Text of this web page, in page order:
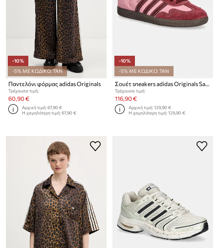
-10%
-5% ΜΕ ΚΩΔΙΚΟ: TAN
Παντελόνι φόρμας adidas Originals
Τρέχουσα τιμή:
60,90 €
Αρχική τιμή:67,90 €
Η χαμηλότερη τιμή:67,90 €
-10%
-5% ΜΕ ΚΩΔΙΚΟ: TAN
Σουέτ sneakers adidas Originals Samba Og
Τρέχουσα τιμή:
116,90 €
Αρχική τιμή:129,90 €
Η χαμηλότερη τιμή:129,90 €